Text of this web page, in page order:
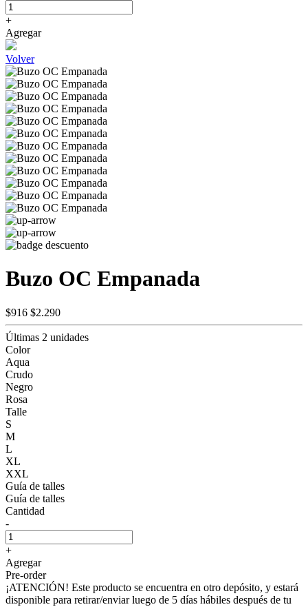
+
Agregar
Volver
Buzo OC Empanada
$916 $2.290
Últimas 2 unidades
Color
Aqua
Crudo
Negro
Rosa
Talle
S
M
L
XL
XXL
Guía de talles
Guía de talles
Cantidad
-
+
Agregar
Pre-order
¡ATENCIÓN! Este producto se encuentra en otro depósito, y estará
disponible para retirar/enviar luego de 5 días hábiles después de tu